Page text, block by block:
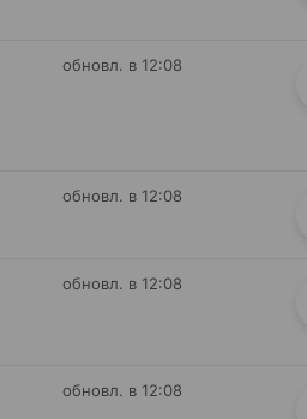
обновл. в 12:08
обновл. в 12:08
обновл. в 12:08
обновл. в 12:08